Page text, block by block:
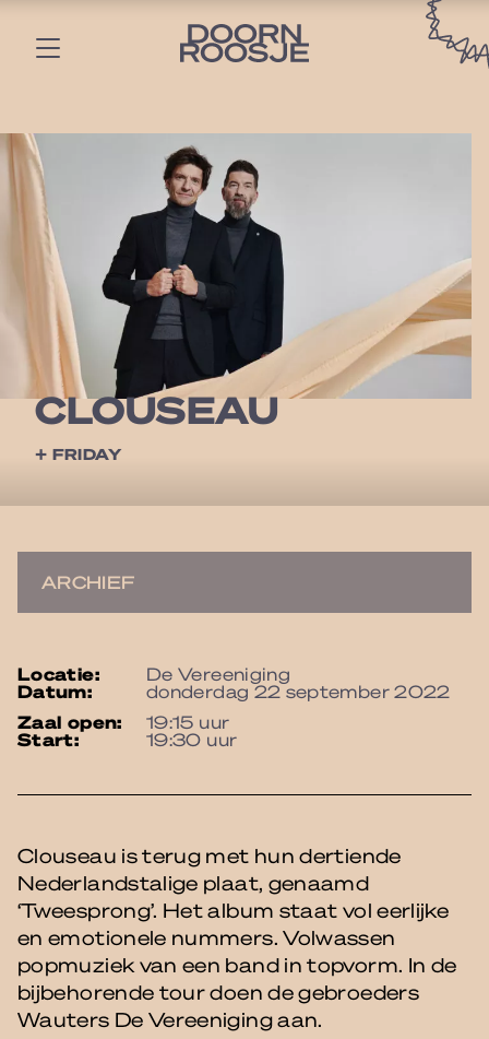
CLOUSEAU
+ FRIDAY
ARCHIEF
locatie: De Vereeniging
datum:
donderdag 22 september 2022
zaal open:
19:15 uur
start: 19:30 uur
Clouseau is terug met hun dertiende
Nederlandstalige plaat, genaamd
‘Tweesprong’. Het album staat vol eerlijke
en emotionele nummers. Volwassen
popmuziek van een band in topvorm. In de
bijbehorende tour doen de gebroeders
Wauters De Vereeniging aan.